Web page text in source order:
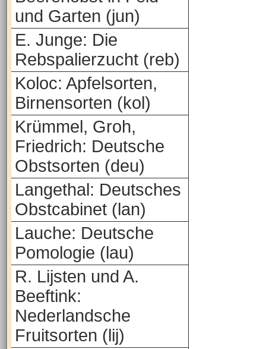
und Garten (jun)
E. Junge: Die
Rebspalierzucht (reb)
Koloc: Apfelsorten,
Birnensorten (kol)
Krümmel, Groh,
Friedrich: Deutsche
Obstsorten (deu)
Langethal: Deutsches
Obstcabinet (lan)
Lauche: Deutsche
Pomologie (lau)
R. Lijsten und A.
Beeftink:
Nederlandsche
Fruitsorten (lij)